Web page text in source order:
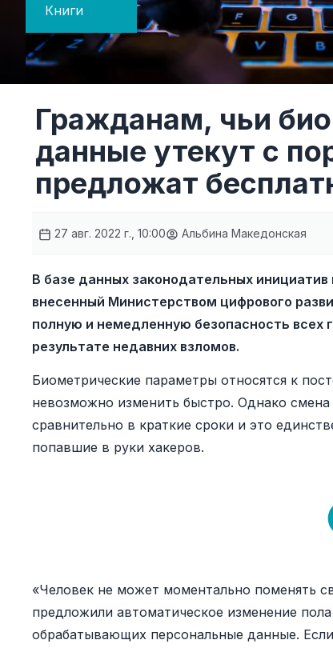
Книги
Гражданам, чьи
данные утекут с
предложат
27 авг. 2022 г., 10:00 Альбина Македонская
В базе данных законодательных инициатив
внесенный Министерством цифрового
полную и немедленную безопасность всех
результате недавних взломов.
Биометрические параметры относятся к
невозможно изменить быстро. Однако
сравнительно в краткие сроки и это
попавшие в руки хакеров.
«Человек не может моментально поменять
предложили автоматическое изменение
обрабатывающих персональные данные.